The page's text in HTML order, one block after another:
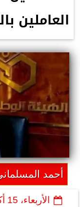
العاملين
أحمد
الأربعاء، 15 أكتوبر 2025